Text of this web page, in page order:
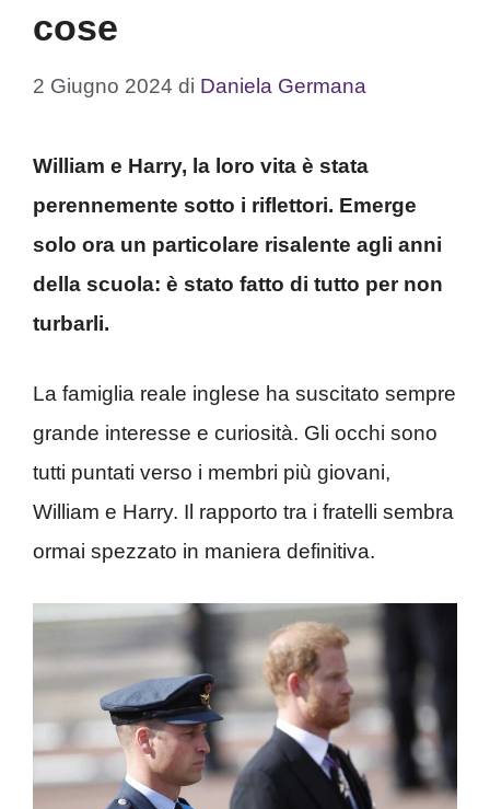
cose
2 Giugno 2024 di Daniela Germana
William e Harry, la loro vita è stata
perennemente sotto i riflettori. Emerge
solo ora un particolare risalente agli anni
della scuola: è stato fatto di tutto per non
turbarli.
La famiglia reale inglese ha suscitato sempre
grande interesse e curiosità. Gli occhi sono
tutti puntati verso i membri più giovani,
William e Harry. Il rapporto tra i fratelli sembra
ormai spezzato in maniera definitiva.